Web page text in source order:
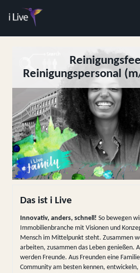
Reinigungspersonal
Das ist i Live
Innovativ, anders, schnell! So bewegen
Immobilienbranche mit Visionen und
Mensch im Mittelpunkt steht. Zusammen
arbeiten, zusammen das Leben genießen.
werden Freunde. Aus Freunden eine
Community am besten kennen,